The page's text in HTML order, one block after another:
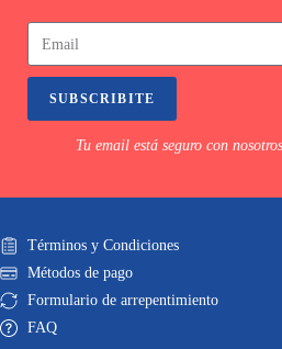
SUBSCRIBITE
Tu email está seguro con
Términos y Condiciones
Métodos de pago
Formulario de arrepentimiento
FAQ